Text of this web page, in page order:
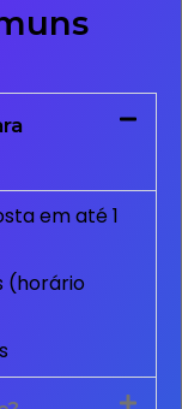
em até 1
(horário